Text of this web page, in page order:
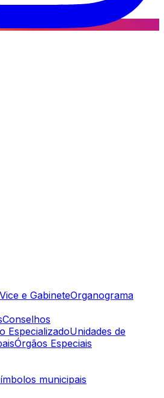
e GabineteOrganograma
Conselhos
EspecializadoUnidades de
Órgãos Especiais
municipais